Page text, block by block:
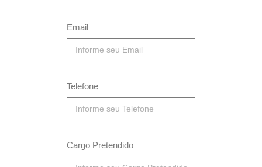
Email
Telefone
Cargo Pretendido